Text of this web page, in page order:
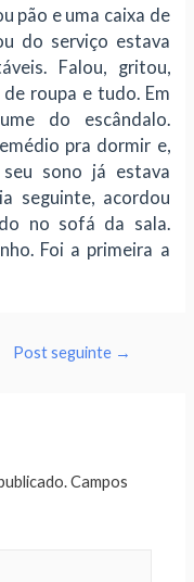
pão e uma caixa de
do serviço estava
Falou, gritou,
roupa e tudo. Em
do escândalo.
pra dormir e,
sono já estava
seguinte, acordou
no sofá da sala.
Foi a primeira a
Post seguinte →
Campos